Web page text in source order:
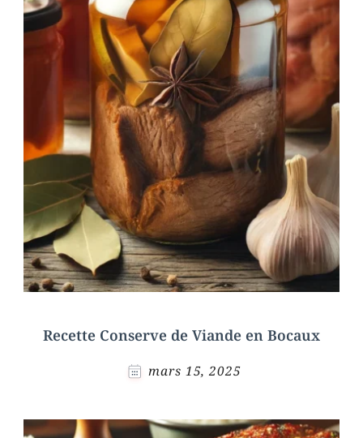
Recette Conserve de Viande en Bocaux
mars 15, 2025